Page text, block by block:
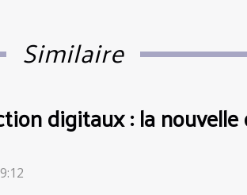
Similaire
digitaux : la